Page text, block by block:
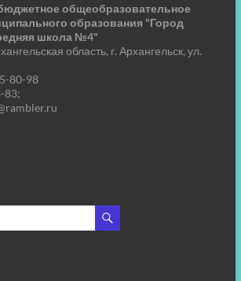
общеобразовательное
образования "Город
школа №4"
область, г. Архангельск, ул.
80-98
83;